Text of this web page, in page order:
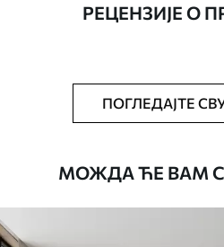
Тапета се
сунђером.
водом.
РЕЦЕНЗИЈЕ О
ПОГЛЕДАЈТЕ
МОЖДА ЋЕ ВАМ